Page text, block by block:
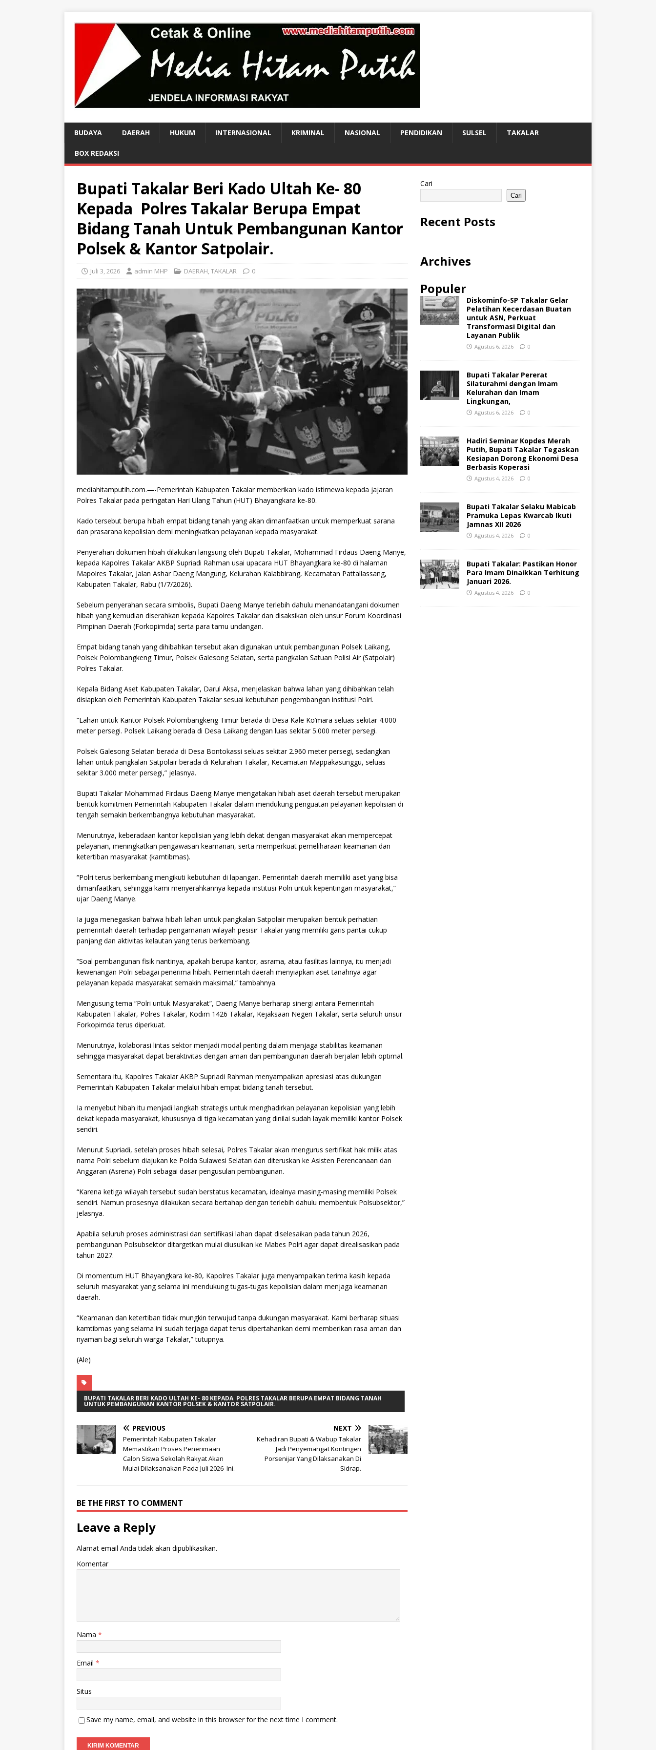
BUDAYA DAERAH HUKUM INTERNASIONAL KRIMINAL NASIONAL PENDIDIKAN SULSEL TAKALAR
BOX REDAKSI
Bupati Takalar Beri Kado Ultah Ke- 80
Kepada Polres Takalar Berupa Empat
Bidang Tanah Untuk Pembangunan Kantor
Polsek & Kantor Satpolair.
Juli 3, 2026 admin MHP DAERAH,TAKALAR 0
mediahitamputih.com.—-Pemerintah Kabupaten Takalar memberikan kado istimewa kepada jajaran
Polres Takalar pada peringatan Hari Ulang Tahun (HUT) Bhayangkara ke-80.
Kado tersebut berupa hibah empat bidang tanah yang akan dimanfaatkan untuk memperkuat sarana
dan prasarana kepolisian demi meningkatkan pelayanan kepada masyarakat.
Penyerahan dokumen hibah dilakukan langsung oleh Bupati Takalar, Mohammad Firdaus Daeng Manye,
kepada Kapolres Takalar AKBP Supriadi Rahman usai upacara HUT Bhayangkara ke-80 di halaman
Mapolres Takalar, Jalan Ashar Daeng Mangung, Kelurahan Kalabbirang, Kecamatan Pattallassang,
Kabupaten Takalar, Rabu (1/7/2026).
Sebelum penyerahan secara simbolis, Bupati Daeng Manye terlebih dahulu menandatangani dokumen
hibah yang kemudian diserahkan kepada Kapolres Takalar dan disaksikan oleh unsur Forum Koordinasi
Pimpinan Daerah (Forkopimda) serta para tamu undangan.
Empat bidang tanah yang dihibahkan tersebut akan digunakan untuk pembangunan Polsek Laikang,
Polsek Polombangkeng Timur, Polsek Galesong Selatan, serta pangkalan Satuan Polisi Air (Satpolair)
Polres Takalar.
Kepala Bidang Aset Kabupaten Takalar, Darul Aksa, menjelaskan bahwa lahan yang dihibahkan telah
disiapkan oleh Pemerintah Kabupaten Takalar sesuai kebutuhan pengembangan institusi Polri.
“Lahan untuk Kantor Polsek Polombangkeng Timur berada di Desa Kale Ko’mara seluas sekitar 4.000
meter persegi. Polsek Laikang berada di Desa Laikang dengan luas sekitar 5.000 meter persegi.
Polsek Galesong Selatan berada di Desa Bontokassi seluas sekitar 2.960 meter persegi, sedangkan
lahan untuk pangkalan Satpolair berada di Kelurahan Takalar, Kecamatan Mappakasunggu, seluas
sekitar 3.000 meter persegi,” jelasnya.
Bupati Takalar Mohammad Firdaus Daeng Manye mengatakan hibah aset daerah tersebut merupakan
bentuk komitmen Pemerintah Kabupaten Takalar dalam mendukung penguatan pelayanan kepolisian di
tengah semakin berkembangnya kebutuhan masyarakat.
Menurutnya, keberadaan kantor kepolisian yang lebih dekat dengan masyarakat akan mempercepat
pelayanan, meningkatkan pengawasan keamanan, serta memperkuat pemeliharaan keamanan dan
ketertiban masyarakat (kamtibmas).
“Polri terus berkembang mengikuti kebutuhan di lapangan. Pemerintah daerah memiliki aset yang bisa
dimanfaatkan, sehingga kami menyerahkannya kepada institusi Polri untuk kepentingan masyarakat,”
ujar Daeng Manye.
Ia juga menegaskan bahwa hibah lahan untuk pangkalan Satpolair merupakan bentuk perhatian
pemerintah daerah terhadap pengamanan wilayah pesisir Takalar yang memiliki garis pantai cukup
panjang dan aktivitas kelautan yang terus berkembang.
“Soal pembangunan fisik nantinya, apakah berupa kantor, asrama, atau fasilitas lainnya, itu menjadi
kewenangan Polri sebagai penerima hibah. Pemerintah daerah menyiapkan aset tanahnya agar
pelayanan kepada masyarakat semakin maksimal,” tambahnya.
Mengusung tema “Polri untuk Masyarakat”, Daeng Manye berharap sinergi antara Pemerintah
Kabupaten Takalar, Polres Takalar, Kodim 1426 Takalar, Kejaksaan Negeri Takalar, serta seluruh unsur
Forkopimda terus diperkuat.
Menurutnya, kolaborasi lintas sektor menjadi modal penting dalam menjaga stabilitas keamanan
sehingga masyarakat dapat beraktivitas dengan aman dan pembangunan daerah berjalan lebih optimal.
Sementara itu, Kapolres Takalar AKBP Supriadi Rahman menyampaikan apresiasi atas dukungan
Pemerintah Kabupaten Takalar melalui hibah empat bidang tanah tersebut.
Ia menyebut hibah itu menjadi langkah strategis untuk menghadirkan pelayanan kepolisian yang lebih
dekat kepada masyarakat, khususnya di tiga kecamatan yang dinilai sudah layak memiliki kantor Polsek
sendiri.
Menurut Supriadi, setelah proses hibah selesai, Polres Takalar akan mengurus sertifikat hak milik atas
nama Polri sebelum diajukan ke Polda Sulawesi Selatan dan diteruskan ke Asisten Perencanaan dan
Anggaran (Asrena) Polri sebagai dasar pengusulan pembangunan.
“Karena ketiga wilayah tersebut sudah berstatus kecamatan, idealnya masing-masing memiliki Polsek
sendiri. Namun prosesnya dilakukan secara bertahap dengan terlebih dahulu membentuk Polsubsektor,”
jelasnya.
Apabila seluruh proses administrasi dan sertifikasi lahan dapat diselesaikan pada tahun 2026,
pembangunan Polsubsektor ditargetkan mulai diusulkan ke Mabes Polri agar dapat direalisasikan pada
tahun 2027.
Di momentum HUT Bhayangkara ke-80, Kapolres Takalar juga menyampaikan terima kasih kepada
seluruh masyarakat yang selama ini mendukung tugas-tugas kepolisian dalam menjaga keamanan
daerah.
“Keamanan dan ketertiban tidak mungkin terwujud tanpa dukungan masyarakat. Kami berharap situasi
kamtibmas yang selama ini sudah terjaga dapat terus dipertahankan demi memberikan rasa aman dan
nyaman bagi seluruh warga Takalar,” tutupnya.
(Ale)
BUPATI TAKALAR BERI KADO ULTAH KE- 80 KEPADA POLRES TAKALAR BERUPA EMPAT BIDANG TANAH
UNTUK PEMBANGUNAN KANTOR POLSEK & KANTOR SATPOLAIR.
PREVIOUS
Pemerintah Kabupaten Takalar
Memastikan Proses Penerimaan
Calon Siswa Sekolah Rakyat Akan
Mulai Dilaksanakan Pada Juli 2026 Ini.
NEXT
Kehadiran Bupati & Wabup Takalar
Jadi Penyemangat Kontingen
Porsenijar Yang Dilaksanakan Di
Sidrap.
BE THE FIRST TO COMMENT
Leave a Reply
Alamat email Anda tidak akan dipublikasikan.
Komentar
Nama *
Email *
Situs
Save my name, email, and website in this browser for the next time I comment.
Cari
Cari
Recent Posts
Archives
Populer
Diskominfo-SP Takalar Gelar
Pelatihan Kecerdasan Buatan
untuk ASN, Perkuat
Transformasi Digital dan
Layanan Publik
Agustus 6, 2026 0
Bupati Takalar Pererat
Silaturahmi dengan Imam
Kelurahan dan Imam
Lingkungan,
Agustus 6, 2026 0
Hadiri Seminar Kopdes Merah
Putih, Bupati Takalar Tegaskan
Kesiapan Dorong Ekonomi Desa
Berbasis Koperasi
Agustus 4, 2026 0
Bupati Takalar Selaku Mabicab
Pramuka Lepas Kwarcab Ikuti
Jamnas XII 2026
Agustus 4, 2026 0
Bupati Takalar: Pastikan Honor
Para Imam Dinaikkan Terhitung
Januari 2026.
Agustus 4, 2026 0